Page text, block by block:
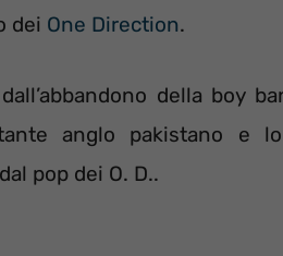
dei One Direction.
della boy
anglo pakistano e
pop dei O. D..